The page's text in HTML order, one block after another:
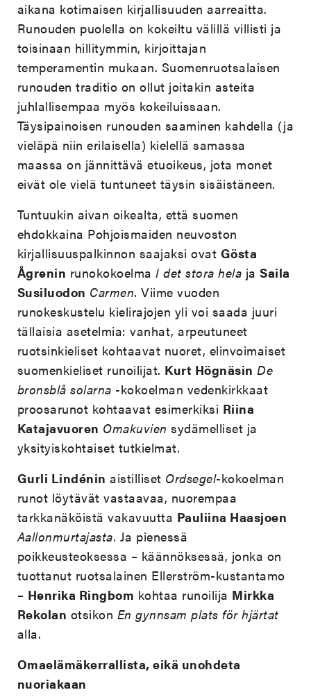
aikana kotimaisen kirjallisuuden aarreaitta.
Runouden puolella on kokeiltu välillä villisti ja
toisinaan hillitymmin, kirjoittajan
temperamentin mukaan. Suomenruotsalaisen
runouden traditio on ollut joitakin asteita
juhlallisempaa myös kokeiluissaan.
Täysipainoisen runouden saaminen kahdella (ja
vieläpä niin erilaisella) kielellä samassa
maassa on jännittävä etuoikeus, jota monet
eivät ole vielä tuntuneet täysin sisäistäneen.
Tuntuukin aivan oikealta, että suomen
ehdokkaina Pohjoismaiden neuvoston
kirjallisuuspalkinnon saajaksi ovat Gösta
Ågrenin runokokoelmaI det stora hela jaSaila
Susiluodon Carmen. Viime vuoden
runokeskustelu kielirajojen yli voi saada juuri
tällaisia asetelmia: vanhat, arpeutuneet
ruotsinkieliset kohtaavat nuoret, elinvoimaiset
suomenkieliset runoilijat. Kurt Högnäsin De
bronsblå solarna -kokoelman vedenkirkkaat
proosarunot kohtaavat esimerkiksi Riina
Katajavuoren Omakuvien sydämelliset ja
yksityiskohtaiset tutkielmat.
Gurli Lindénin aistilliset Ordsegel-kokoelman
runot löytävät vastaavaa, nuorempaa
tarkkanäköistä vakavuutta Pauliina Haasjoen
Aallonmurtajasta. Ja pienessä
poikkeusteoksessa – käännöksessä, jonka on
tuottanut ruotsalainen Ellerström-kustantamo
– Henrika Ringbom kohtaa runoilija Mirkka
Rekolan otsikon En gynnsam plats för hjärtat
alla.
Omaelämäkerrallista, eikä unohdeta
nuoriakaan